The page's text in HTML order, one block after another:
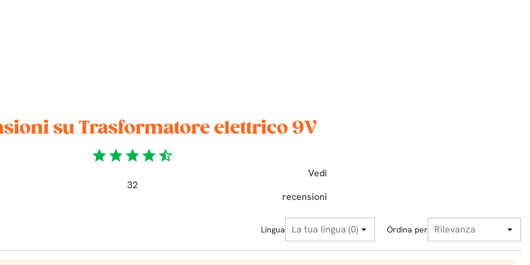
su Trasformatore elettrico 9V
starstarstarstarstar_half
Vedi
32
recensioni
Lingua Ordina per